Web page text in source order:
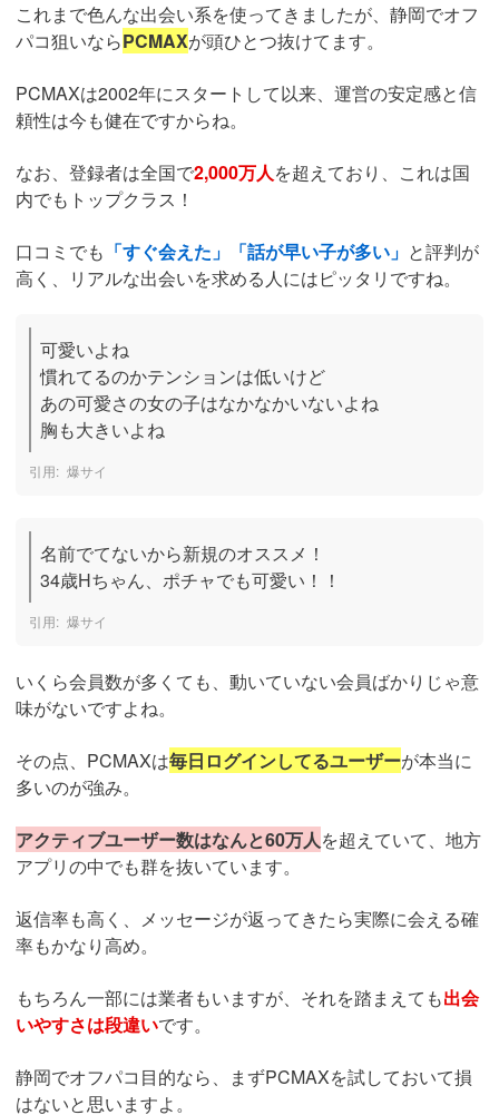
これまで色んな出会い系を使ってきましたが、静岡でオフ
パコ狙いならPCMAXが頭ひとつ抜けてます。
PCMAXは2002年にスタートして以来、運営の安定感と信
頼性は今も健在ですからね。
なお、登録者は全国で2,000万人を超えており、これは国
内でもトップクラス！
口コミでも 「すぐ会えた」「話が早い子が多い」 と評判が
高く、リアルな出会いを求める人にはピッタリですね。
可愛いよね
慣れてるのかテンションは低いけど
あの可愛さの女の子はなかなかいないよね
胸も大きいよね
爆サイ
名前でてないから新規のオススメ！
34歳Hちゃん、ポチャでも可愛い！！
爆サイ
いくら会員数が多くても、動いていない会員ばかりじゃ意
味がないですよね。
その点、PCMAXは毎日ログインしてるユーザーが本当に
多いのが強み。
アクティブユーザー数はなんと60万人を超えていて、地方
アプリの中でも群を抜いています。
返信率も高く、メッセージが返ってきたら実際に会える確
率もかなり高め。
もちろん一部には業者もいますが、それを踏まえても出会
いやすさは段違いです。
静岡でオフパコ目的なら、まずPCMAXを試しておいて損
はないと思いますよ。